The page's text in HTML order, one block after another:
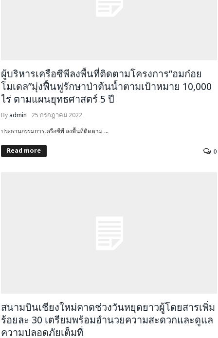
ผู้บริหารเครือซีพีลงพื้นที่ติดตามโครงการ”อมก๋อย
โมเดล”มุ่งฟื้นฟูรักษาป่าต้นน้ำตามเป้าหมาย 10,000
ไร่ ตามแผนยุทธศาสตร์ 5 ปี
By admin 25 กรกฎาคม 2022
ประธานกรรมการเครือซีพี ลงพื้นที่ติดตาม ...
Read more 0
สนามบินเชียงใหม่คาดช่วงวันหยุดยาวผู้โดยสารเพิ่ม
ร้อยละ 30 เตรียมพร้อมอำนวยความสะดวกและดูแล
ความปลอดภัยเต็มที่